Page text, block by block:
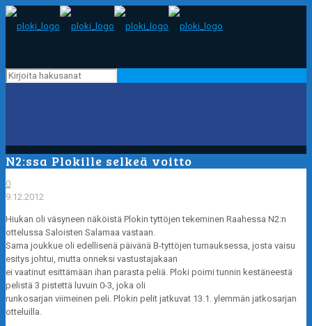
N2:ssa Plokille selkeä voitto
0
9.12.2012
Hiukan oli väsyneen näköistä Plokin tyttöjen tekeminen Raahessa N2:n
ottelussa Saloisten Salamaa vastaan.
Sama joukkue oli edellisenä päivänä B-tyttöjen turnauksessa, josta vaisu
esitys johtui, mutta onneksi vastustajakaan
ei vaatinut esittämään ihan parasta peliä. Ploki poimi tunnin kestäneestä
pelistä 3 pistettä luvuin 0-3, joka oli
runkosarjan viimeinen peli. Plokin pelit jatkuvat 13.1. ylemmän jatkosarjan
otteluilla.